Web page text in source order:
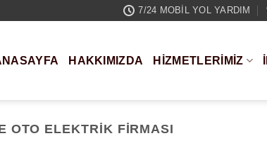
7/24 MOBIL YOL YARDIM
HAKKIMIZDA HIZMETLERIMIZ
OTO ELEKTRIK FIRMASI